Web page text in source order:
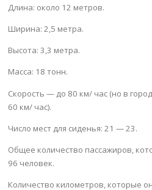
Длина: около 12 метров.
Ширина: 2,5 метра.
Высота: 3,3 метра.
Масса: 18 тонн.
Скорость — до 80 км/ час (но в
60 км/ час).
Число мест для сиденья: 21 — 23.
Общее количество пассажиров,
96 человек.
Количество километров, которые